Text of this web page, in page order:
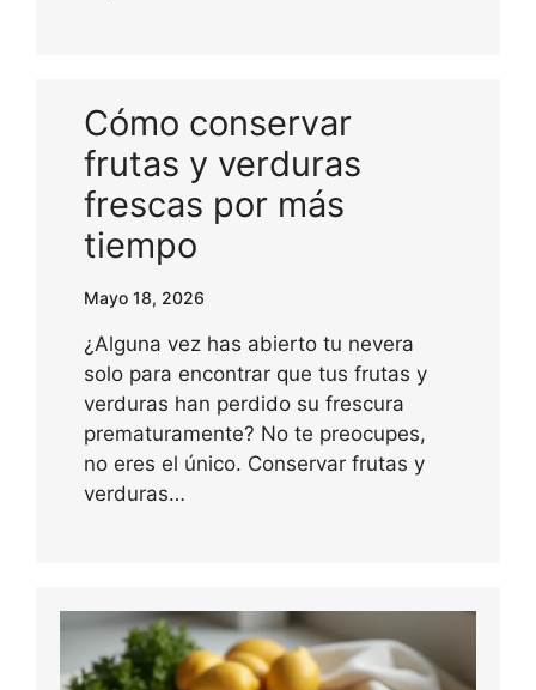
Cómo conservar
frutas y verduras
frescas por más
tiempo
Mayo 18, 2026
¿Alguna vez has abierto tu nevera
solo para encontrar que tus frutas y
verduras han perdido su frescura
prematuramente? No te preocupes,
no eres el único. Conservar frutas y
verduras…